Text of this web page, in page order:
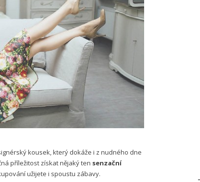
kousek, který dokáže i z nudného dne
příležitost získat nějaký ten senzační
užijete i spoustu zábavy.